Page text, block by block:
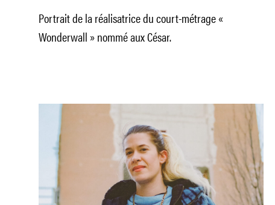
Portrait de la réalisatrice du court-métrage «
Wonderwall » nommé aux César.